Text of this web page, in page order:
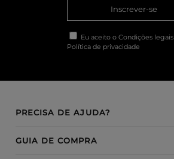
Inscrever-se
Eu aceito o Condições legais
Política de privacidade
PRECISA DE AJUDA?
GUIA DE COMPRA